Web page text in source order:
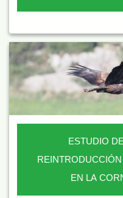
ESTUDIO
EN LA